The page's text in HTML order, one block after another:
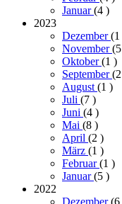
Januar(4 )
2023
Dezember(1
November(5
Oktober(1 )
September(2
August (1 )
Juli (7 )
Juni (4 )
Mai (8 )
April (2 )
März (1 )
Februar(1 )
Januar(5 )
2022
Dezember(6